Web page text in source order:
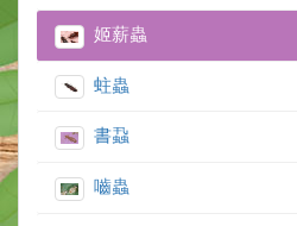
姬薪蟲
蛀蟲
書蝨
嚙蟲